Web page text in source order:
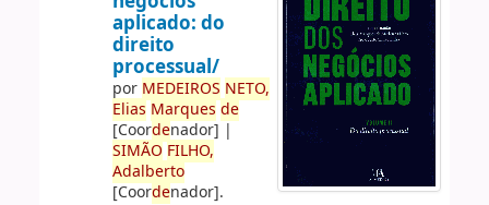
aplicado: do
direito
processual/
por MEDEIROS NETO,
Elias Marques de
[Coordenador] |
SIMÃO FILHO,
Adalberto
[Coordenador].